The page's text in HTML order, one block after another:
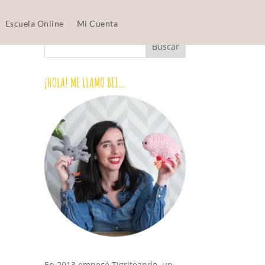
Escuela Online Mi Cuenta
¡HOLA! ME LLAMO BEI…